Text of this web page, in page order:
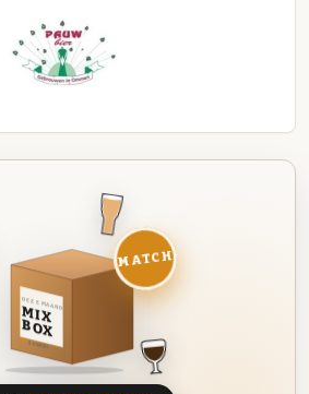
DEZE MAAND
MIX
BOX
8 BIEREN
MATCH